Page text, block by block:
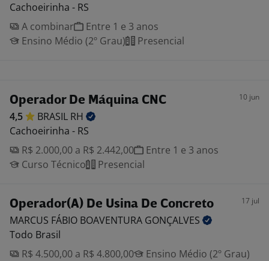
Cachoeirinha - RS
A combinar
Entre 1 e 3 anos
Ensino Médio (2º Grau)
Presencial
Operador De Máquina CNC 10 jun
4,5 BRASIL RH
Cachoeirinha - RS
R$ 2.000,00 a R$ 2.442,00
Entre 1 e 3 anos
Curso Técnico
Presencial
Operador(A) De Usina De Concreto 17 jul
MARCUS FÁBIO BOAVENTURA GONÇALVES
Todo Brasil
R$ 4.500,00 a R$ 4.800,00
Ensino Médio (2º Grau)